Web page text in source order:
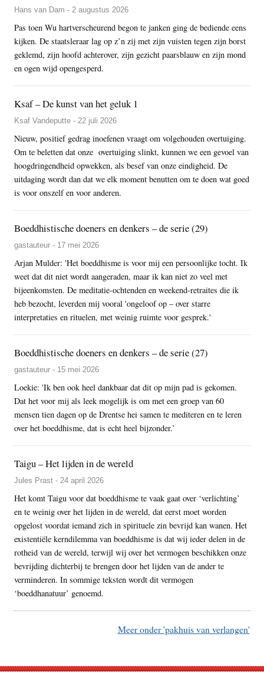
Hans van Dam - 2 augustus 2026
Pas toen Wu hartverscheurend begon te janken ging de bediende eens
kijken. De staatsleraar lag op z’n zij met zijn vuisten tegen zijn borst
geklemd, zijn hoofd achterover, zijn gezicht paarsblauw en zijn mond
en ogen wijd opengesperd.
Ksaf – De kunst van het geluk 1
Ksaf Vandeputte - 22 juli 2026
Nieuw, positief gedrag inoefenen vraagt om volgehouden overtuiging.
Om te beletten dat onze overtuiging slinkt, kunnen we een gevoel van
hoogdringendheid opwekken, als besef van onze eindigheid. De
uitdaging wordt dan dat we elk moment benutten om te doen wat goed
is voor onszelf en voor anderen.
Boeddhistische doeners en denkers – de serie (29)
gastauteur - 17 mei 2026
Arjan Mulder: 'Het boeddhisme is voor mij een persoonlijke tocht. Ik
weet dat dit niet wordt aangeraden, maar ik kan niet zo veel met
bijeenkomsten. De meditatie-ochtenden en weekend-retraites die ik
heb bezocht, leverden mij vooral 'ongeloof op – over starre
interpretaties en rituelen, met weinig ruimte voor gesprek.'
Boeddhistische doeners en denkers – de serie (27)
gastauteur - 15 mei 2026
Loekie: 'Ik ben ook heel dankbaar dat dit op mijn pad is gekomen.
Dat het voor mij als leek mogelijk is om met een groep van 60
mensen tien dagen op de Drentse hei samen te mediteren en te leren
over het boeddhisme, dat is echt heel bijzonder.’
Taigu – Het lijden in de wereld
Jules Prast - 24 april 2026
Het komt Taigu voor dat boeddhisme te vaak gaat over ‘verlichting’
en te weinig over het lijden in de wereld, dat eerst moet worden
opgelost voordat iemand zich in spirituele zin bevrijd kan wanen. Het
existentiële kerndilemma van boeddhisme is dat wij ieder delen in de
rotheid van de wereld, terwijl wij over het vermogen beschikken onze
bevrijding dichterbij te brengen door het lijden van de ander te
verminderen. In sommige teksten wordt dit vermogen
‘boeddhanatuur’ genoemd.
Meer onder 'pakhuis van verlangen'